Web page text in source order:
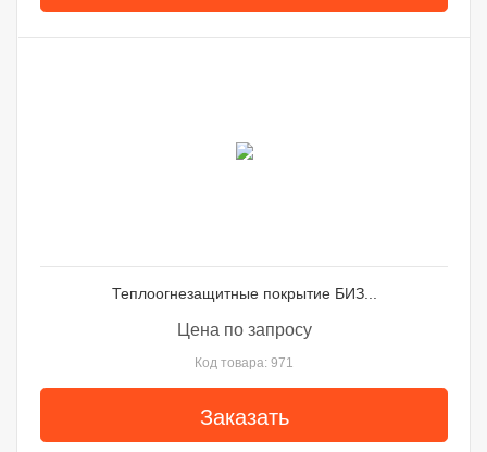
Теплоогнезащитные покрытие БИЗ...
Цена по запросу
Код товара: 971
Заказать